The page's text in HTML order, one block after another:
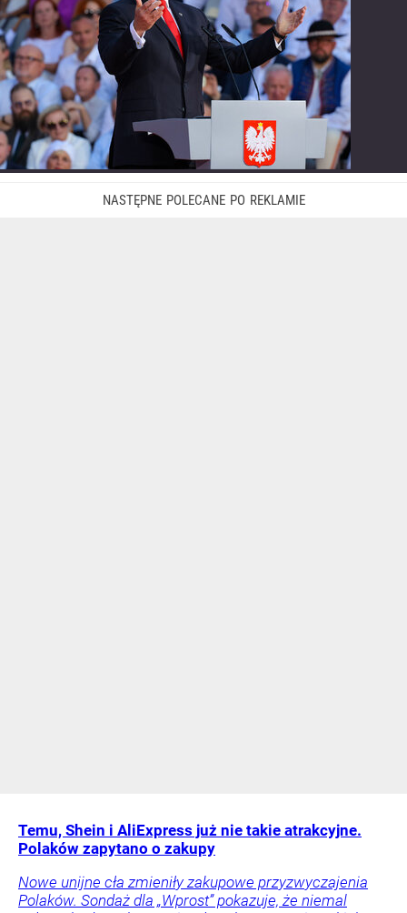
Temu, Shein i AliExpress już nie takie atrakcyjne.
Polaków zapytano o zakupy
Nowe unijne cła zmieniły zakupowe przyzwyczajenia
Polaków. Sondaż dla „Wprost” pokazuje, że niemal